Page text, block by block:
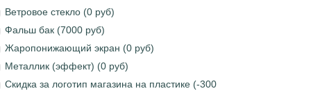
Ветровое стекло (0 руб)
Фальш бак (7000 руб)
Жаропонижающий экран (0 руб)
Металлик (эффект) (0 руб)
Скидка за логотип магазина на пластике (-300